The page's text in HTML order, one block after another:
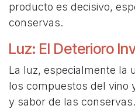
producto es decisivo,
conservas.
Luz: El Deterioro
La luz, especialmente la
los compuestos del vino
y sabor de las conservas.